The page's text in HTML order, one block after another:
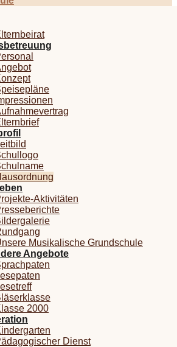
Aktivitäten
Musikalische Grundschule
Angebote
2000
Dienst